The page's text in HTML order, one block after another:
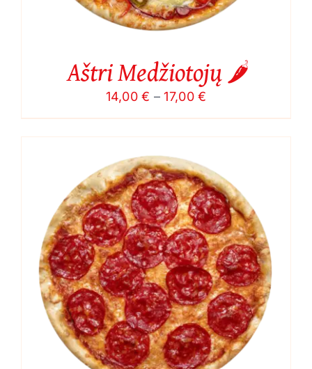
Aštri Medžiotojų 🌶️
14,00€ – 17,00€
range:
14,00 €
17,00 €